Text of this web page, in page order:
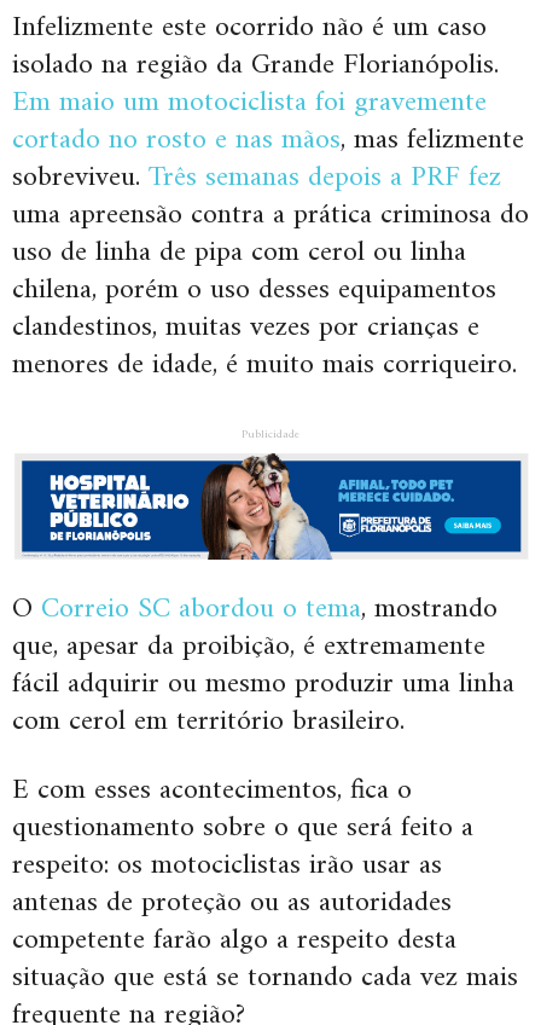
Infelizmente este ocorrido não é um caso
isolado na região da Grande Florianópolis.
Em maio um motociclista foi gravemente
cortado no rosto e nas mãos, mas felizmente
sobreviveu.Três semanas depois a PRF fez
uma apreensão contra a prática criminosa do
uso de linha de pipa com cerol ou linha
chilena, porém o uso desses equipamentos
clandestinos, muitas vezes por crianças e
menores de idade, é muito mais corriqueiro.
Publicidade
O Correio SC abordou o tema, mostrando
que, apesar da proibição, é extremamente
fácil adquirir ou mesmo produzir uma linha
com cerol em território brasileiro.
E com esses acontecimentos, fica o
questionamento sobre o que será feito a
respeito: os motociclistas irão usar as
antenas de proteção ou as autoridades
competente farão algo a respeito desta
situação que está se tornando cada vez mais